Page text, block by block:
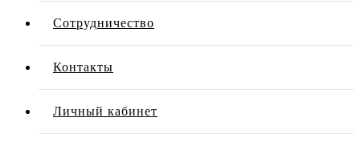
Сотрудничество
Контакты
Личный кабинет